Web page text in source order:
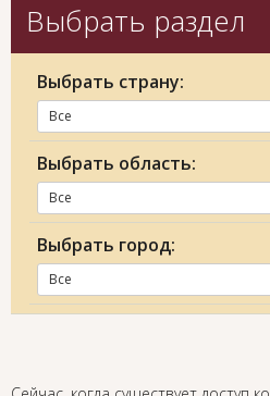
Выбрать раздел
Выбрать страну:
Все
Выбрать область:
Все
Выбрать город:
Все